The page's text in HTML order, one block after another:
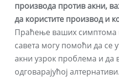
производа против акни,
да користите производ и
Праћење ваших симптома
савета могу помоћи да се
акни узрок проблема и да
одговарајућој